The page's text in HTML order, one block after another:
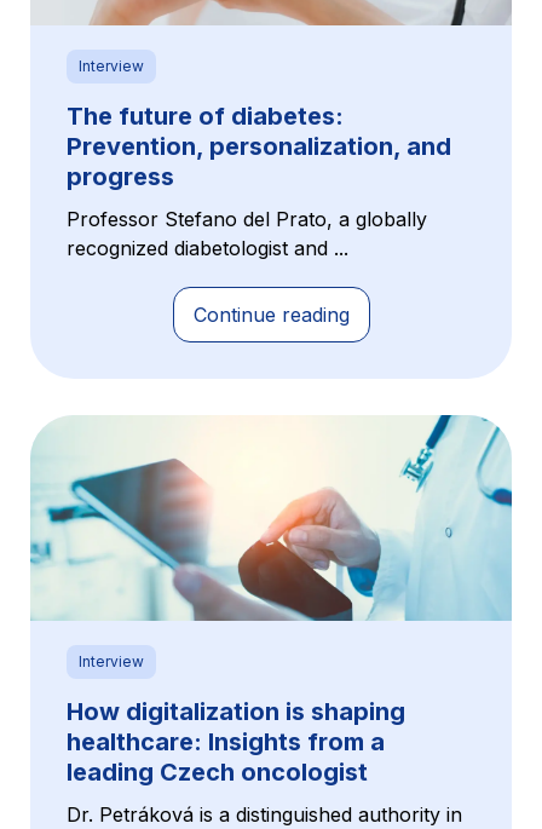
Interview
The future of diabetes:
Prevention, personalization, and
progress
Professor Stefano del Prato, a globally
recognized diabetologist and ...
Continue reading
Interview
How digitalization is shaping
healthcare: Insights from a
leading Czech oncologist
Dr. Petráková is a distinguished authority in